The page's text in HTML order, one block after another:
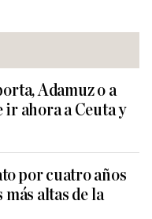
Adamuz o a
ir ahora a Ceuta y
por cuatro años
altas de la